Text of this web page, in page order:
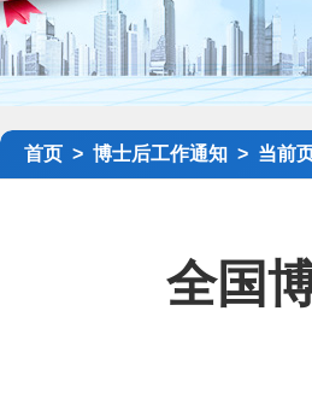
首页 > 博士后工作通知 > 当前
全国